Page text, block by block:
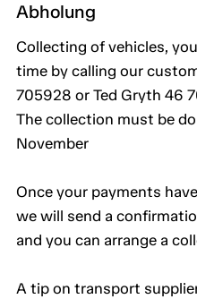
Abholung
Collecting of vehicles,
time by calling our
705928 or Ted Gryth 46
The collection must be
November
Once your payments
we will send a
and you can arrange a
A tip on transport